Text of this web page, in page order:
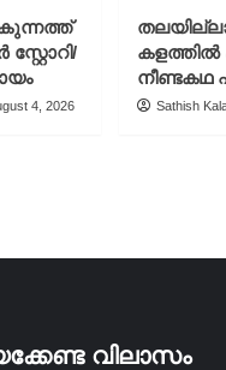
4, 2026
നീണ്ടകഥ
Sathish
വിലാസം